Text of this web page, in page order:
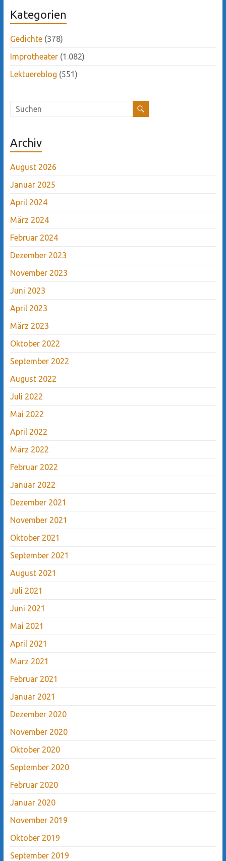
Kategorien
Gedichte(378)
Improtheater(1.082)
Lektuereblog (551)
Archiv
August 2026
Januar 2025
April 2024
März 2024
Februar 2024
Dezember 2023
November 2023
Juni 2023
April 2023
März 2023
Oktober 2022
September 2022
August 2022
Juli 2022
Mai 2022
April 2022
März 2022
Februar 2022
Januar 2022
Dezember 2021
November 2021
Oktober 2021
September 2021
August 2021
Juli 2021
Juni 2021
Mai 2021
April 2021
März 2021
Februar 2021
Januar 2021
Dezember 2020
November 2020
Oktober 2020
September 2020
Februar 2020
Januar 2020
November 2019
Oktober 2019
September 2019